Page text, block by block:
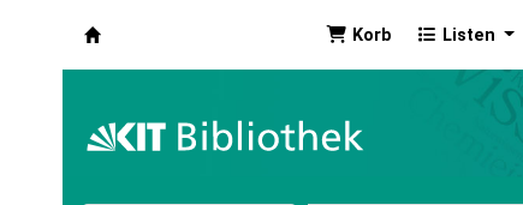
Korb Listen